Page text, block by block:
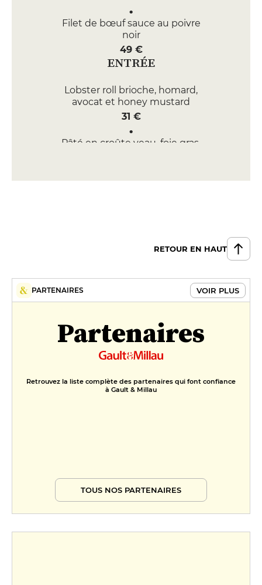
Filet de bœuf sauce au poivre
noir
49 €
ENTRÉE
Lobster roll brioche, homard,
avocat et honey mustard
31 €
Pâté en croûte veau, foie gras,
DESSERT
15 €
RETOUR EN HAUT
PARTENAIRES VOIR PLUS
Partenaires
Retrouvez la liste complète des partenaires qui font confiance
à Gault & Millau
TOUS NOS PARTENAIRES